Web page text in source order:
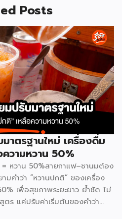
Posts
าตรฐานใหม่ เครื่องดื่ม
วามหวาน 50%
หวาน 50%สายกาแฟ–ชานมต้อง
คำว่า “หวานปกติ” ของเครื่อง
เพื่อสุขภาพระยะยาว ย้ำชัด ไม่
ร แค่ปรับค่าเริ่มต้นของคำว่า